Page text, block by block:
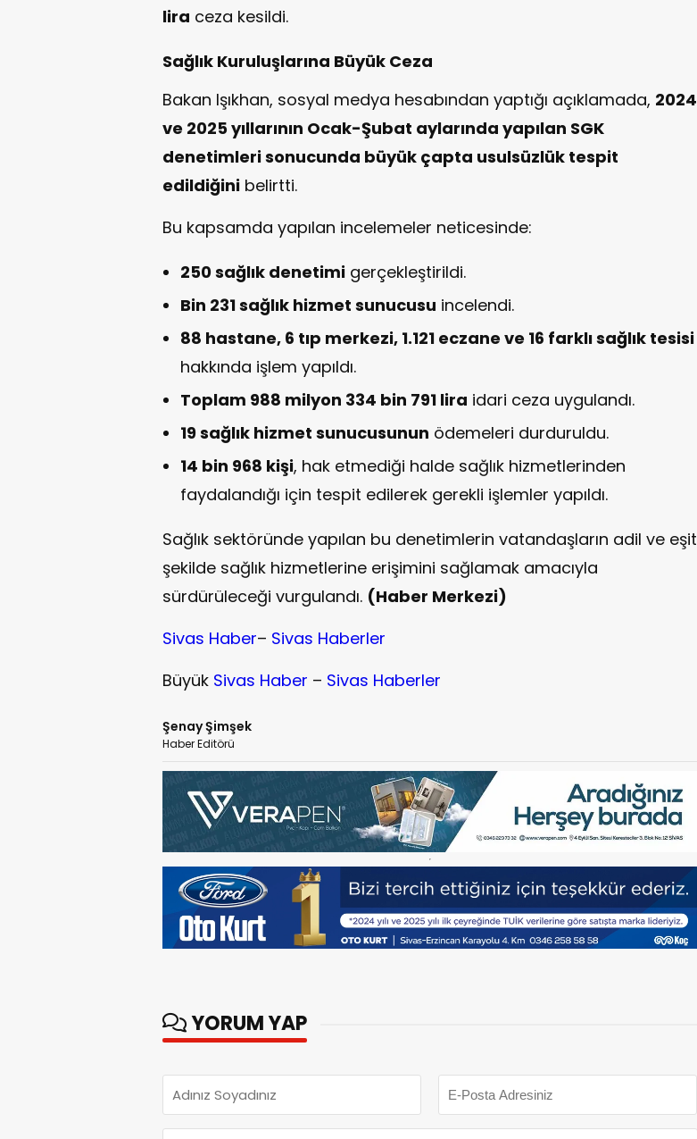
lira ceza kesildi.
Sağlık Kuruluşlarına Büyük Ceza
Bakan Işıkhan, sosyal medya hesabından yaptığı açıklamada, 2024
ve 2025 yıllarının Ocak-Şubat aylarında yapılan SGK
denetimleri sonucunda büyük çapta usulsüzlük tespit
edildiğini belirtti.
Bu kapsamda yapılan incelemeler neticesinde:
250 sağlık denetimi gerçekleştirildi.
Bin 231 sağlık hizmet sunucusu incelendi.
88 hastane, 6 tıp merkezi, 1.121 eczane ve 16 farklı sağlık tesisi
hakkında işlem yapıldı.
Toplam 988 milyon 334 bin 791 lira idari ceza uygulandı.
19 sağlık hizmet sunucusunun ödemeleri durduruldu.
14 bin 968 kişi, hak etmediği halde sağlık hizmetlerinden
faydalandığı için tespit edilerek gerekli işlemler yapıldı.
Sağlık sektöründe yapılan bu denetimlerin vatandaşların adil ve eşit
şekilde sağlık hizmetlerine erişimini sağlamak amacıyla
sürdürüleceği vurgulandı. (Haber Merkezi)
Sivas Haber– Sivas Haberler
Büyük Sivas Haber – Sivas Haberler
Şenay Şimşek
Haber Editörü
YORUM YAP